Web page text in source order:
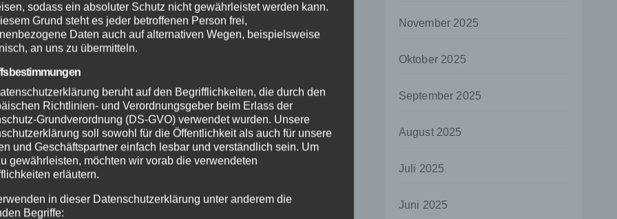
November 2025
Oktober 2025
September 2025
August 2025
Juli 2025
Juni 2025
sodass ein absoluter Schutz nicht gewährleistet werden kann.
Grund steht es jeder betroffenen Person frei,
Daten auch auf alternativen Wegen, beispielsweise
an uns zu übermitteln.
beruht auf den Begrifflichkeiten, die durch den
Richtlinien- und Verordnungsgeber beim Erlass der
Grundverordnung (DS-GVO) verwendet wurden. Unsere
soll sowohl für die Öffentlichkeit als auch für unsere
und Geschäftspartner einfach lesbar und verständlich sein. Um
gewährleisten, möchten wir vorab die verwendeten
erläutern.
in dieser Datenschutzerklärung unter anderem die
Begriffe: